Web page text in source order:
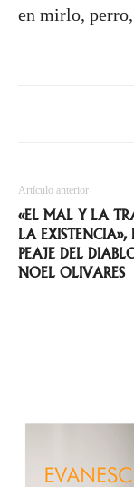
en mirlo,
Artículo anterior
«EL MAL Y LA
LA EXISTENCIA»,
PEAJE DEL
NOEL OLIVARES